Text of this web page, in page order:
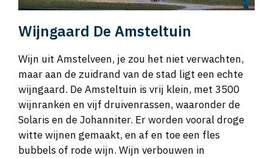
Wijngaard De Amsteltuin
Wijn uit Amstelveen, je zou het niet verwachten,
maar aan de zuidrand van de stad ligt een echte
wijngaard. De Amsteltuin is vrij klein, met 3500
wijnranken en vijf druivenrassen, waaronder de
Solaris en de Johanniter. Er worden vooral droge
witte wijnen gemaakt, en af en toe een fles
bubbels of rode wijn. Wijn verbouwen in